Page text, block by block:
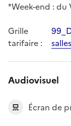
*Week-end : du
Grille
tarifaire :
Audiovisuel
Écran de